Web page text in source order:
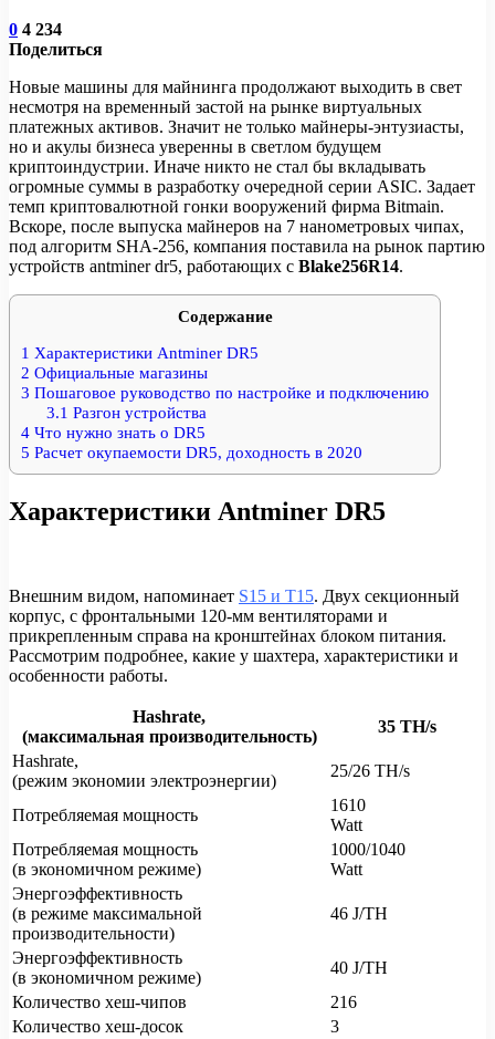
0 4 234
Поделиться
Новые машины для майнинга продолжают выходить в свет
несмотря на временный застой на рынке виртуальных
платежных активов. Значит не только майнеры-энтузиасты,
но и акулы бизнеса уверенны в светлом будущем
криптоиндустрии. Иначе никто не стал бы вкладывать
огромные суммы в разработку очередной серии ASIC. Задает
темп криптовалютной гонки вооружений фирма Bitmain.
Вскоре, после выпуска майнеров на 7 нанометровых чипах,
под алгоритм SHA-256, компания поставила на рынок партию
устройств antminer dr5, работающих с Blake256R14.
Содержание
1 Характеристики Antminer DR5
2 Официальные магазины
3 Пошаговое руководство по настройке и подключению
3.1 Разгон устройства
4 Что нужно знать о DR5
5 Расчет окупаемости DR5, доходность в 2020
Характеристики Antminer DR5
Внешним видом, напоминает S15 и T15. Двух секционный
корпус, с фронтальными 120-мм вентиляторами и
прикрепленным справа на кронштейнах блоком питания.
Рассмотрим подробнее, какие у шахтера, характеристики и
особенности работы.
Hashrate,
(максимальная производительность)
35 TH/s
Hashrate,
(режим экономии электроэнергии)
25/26 TH/s
Потребляемая мощность
1610
Watt
Потребляемая мощность
(в экономичном режиме)
1000/1040
Watt
Энергоэффективность
(в режиме максимальной
производительности)
46 J/TH
Энергоэффективность
(в экономичном режиме)
40 J/TH
Количество хеш-чипов
216
Количество хеш-досок
3